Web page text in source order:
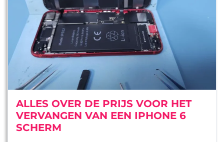
ALLES OVER DE PRIJS VOOR HET
VERVANGEN VAN EEN IPHONE 6
SCHERM